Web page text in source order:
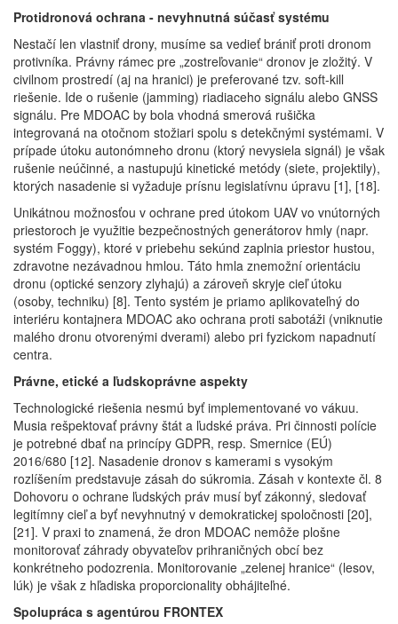
Protidronová ochrana - nevyhnutná súčasť systému
Nestačí len vlastniť drony, musíme sa vedieť brániť proti dronom
protivníka. Právny rámec pre „zostreľovanie“ dronov je zložitý. V
civilnom prostredí (aj na hranici) je preferované tzv. soft-kill
riešenie. Ide o rušenie (jamming) riadiaceho signálu alebo GNSS
signálu. Pre MDOAC by bola vhodná smerová rušička
integrovaná na otočnom stožiari spolu s detekčnými systémami. V
prípade útoku autonómneho dronu (ktorý nevysiela signál) je však
rušenie neúčinné, a nastupujú kinetické metódy (siete, projektily),
ktorých nasadenie si vyžaduje prísnu legislatívnu úpravu [1], [18].
Unikátnou možnosťou v ochrane pred útokom UAV vo vnútorných
priestoroch je využitie bezpečnostných generátorov hmly (napr.
systém Foggy), ktoré v priebehu sekúnd zaplnia priestor hustou,
zdravotne nezávadnou hmlou. Táto hmla znemožní orientáciu
dronu (optické senzory zlyhajú) a zároveň skryje cieľ útoku
(osoby, techniku) [8]. Tento systém je priamo aplikovateľný do
interiéru kontajnera MDOAC ako ochrana proti sabotáži (vniknutie
malého dronu otvorenými dverami) alebo pri fyzickom napadnutí
centra.
Právne, etické a ľudskoprávne aspekty
Technologické riešenia nesmú byť implementované vo vákuu.
Musia rešpektovať právny štát a ľudské práva. Pri činnosti polície
je potrebné dbať na princípy GDPR, resp. Smernice (EÚ)
2016/680 [12]. Nasadenie dronov s kamerami s vysokým
rozlíšením predstavuje zásah do súkromia. Zásah v kontexte čl. 8
Dohovoru o ochrane ľudských práv musí byť zákonný, sledovať
legitímny cieľ a byť nevyhnutný v demokratickej spoločnosti [20],
[21]. V praxi to znamená, že dron MDOAC nemôže plošne
monitorovať záhrady obyvateľov prihraničných obcí bez
konkrétneho podozrenia. Monitorovanie „zelenej hranice“ (lesov,
lúk) je však z hľadiska proporcionality obhájiteľné.
Spolupráca s agentúrou FRONTEX